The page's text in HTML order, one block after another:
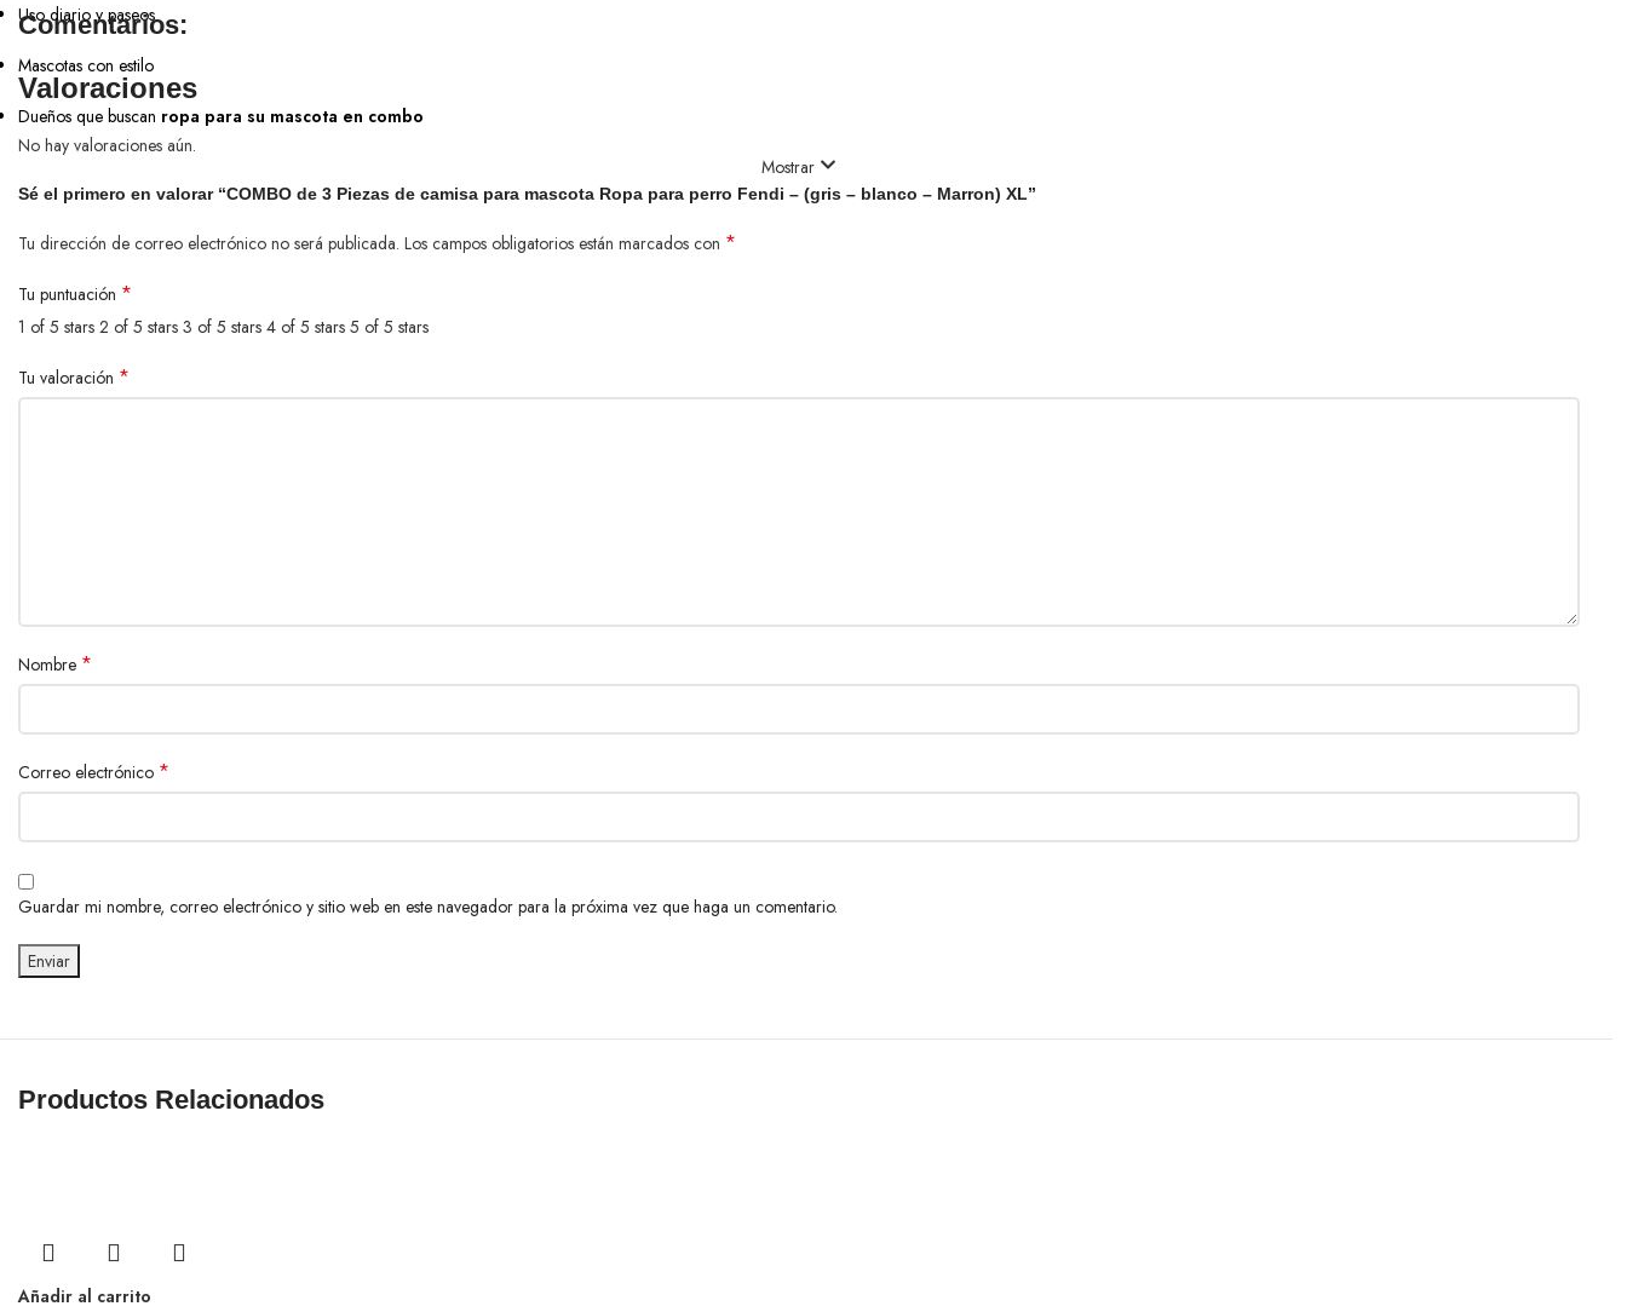
Uso diario y paseos
Mascotas con estilo
Dueños que buscan ropa para su mascota en combo
Mostrar
Comentarios:
Valoraciones
No hay valoraciones aún.
Sé el primero en valorar “COMBO de 3 Piezas de camisa para mascota Ropa para perro Fendi – (gris – blanco – Marron) XL”
Tu dirección de correo electrónico no será publicada. Los campos obligatorios están marcados con *
Tu puntuación *
1 of 5 stars 2 of 5 stars 3 of 5 stars 4 of 5 stars 5 of 5 stars
Tu valoración *
Nombre *
Correo electrónico *
Guardar mi nombre, correo electrónico y sitio web en este navegador para la próxima vez que haga un comentario.
Productos Relacionados
Añadir al carrito